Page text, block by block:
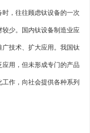
，往往顾虑钛设备的一次
少。国内钛设备制造业应
技术、扩大应用。我国钛
用，但未形成专门的产品
作，向社会提供各种系列